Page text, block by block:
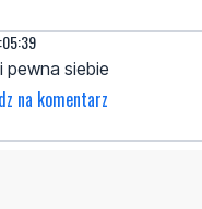
pewna siebie
na komentarz